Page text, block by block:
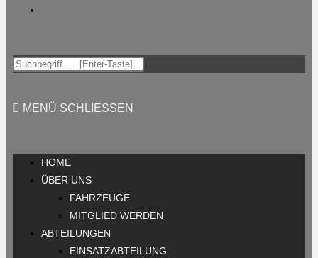
MENÜ SCHLIESSEN
HOME
ÜBER UNS
FAHRZEUGE
MITGLIED WERDEN
ABTEILUNGEN
EINSATZABTEILUNG